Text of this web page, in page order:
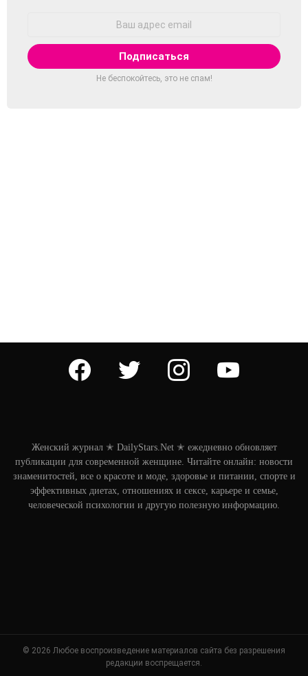
Не беспокойтесь, это не спам!
facebook twitter instagram
Женский журнал ✭ DailyStars.Net ✭ ежедневно обновляет
публикации для современной женщине. Читайте онлайн: новости
знаменитостей, все о красоте и моде, здоровье и питании, спорте и
эффективных диетах, отношениях и сексе, карьере и семье,
человеческой психологии и другую полезную информацию.
© 2026 Любое воспроизведение материалов сайта без разрешения
редакции воспрещается.